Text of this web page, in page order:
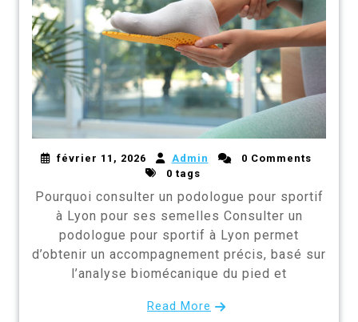
février 11, 2026 Admin
0 Comments
0 tags
Pourquoi consulter un podologue pour sportif
à Lyon pour ses semelles Consulter un
podologue pour sportif à Lyon permet
d’obtenir un accompagnement précis, basé sur
l’analyse biomécanique du pied et
Read More